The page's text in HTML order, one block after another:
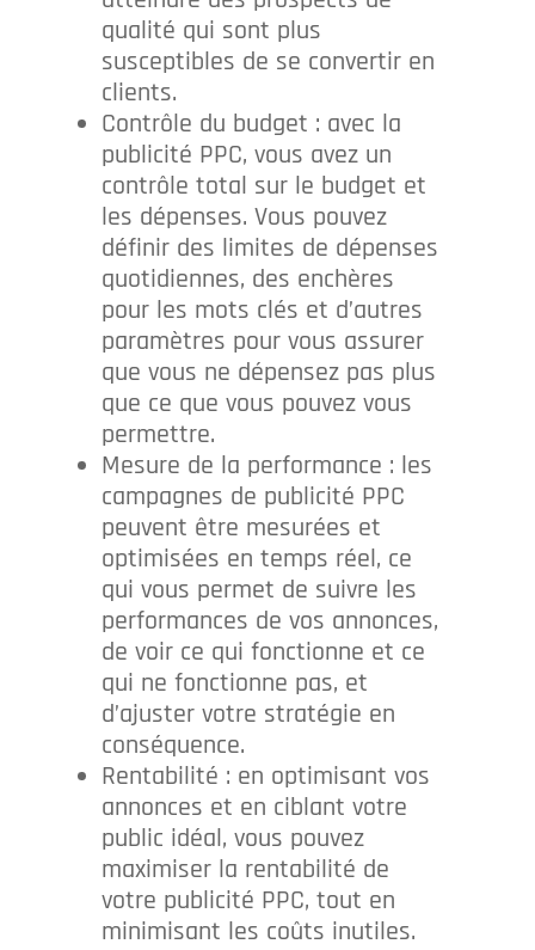
qualité qui sont plus
susceptibles de se convertir en
clients.
Contrôle du budget : avec la
publicité PPC, vous avez un
contrôle total sur le budget et
les dépenses. Vous pouvez
définir des limites de dépenses
quotidiennes, des enchères
pour les mots clés et d’autres
paramètres pour vous assurer
que vous ne dépensez pas plus
que ce que vous pouvez vous
permettre.
Mesure de la performance : les
campagnes de publicité PPC
peuvent être mesurées et
optimisées en temps réel, ce
qui vous permet de suivre les
performances de vos annonces,
de voir ce qui fonctionne et ce
qui ne fonctionne pas, et
d’ajuster votre stratégie en
conséquence.
Rentabilité : en optimisant vos
annonces et en ciblant votre
public idéal, vous pouvez
maximiser la rentabilité de
votre publicité PPC, tout en
minimisant les coûts inutiles.